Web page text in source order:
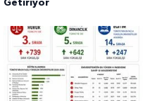
Getiriyor